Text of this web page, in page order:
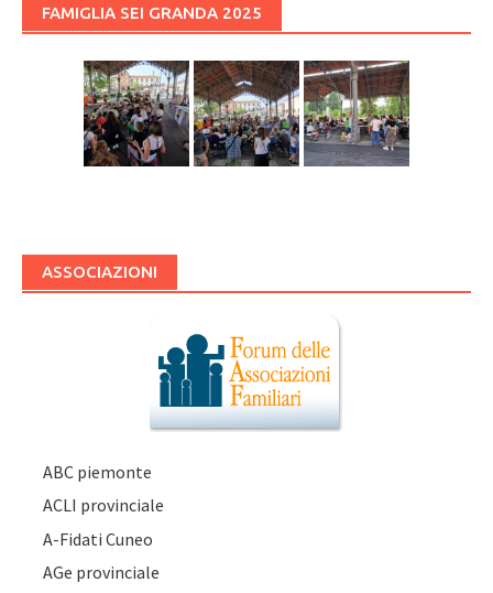
FAMIGLIA SEI GRANDA 2025
ASSOCIAZIONI
ABC piemonte
ACLI provinciale
A-Fidati Cuneo
AGe provinciale